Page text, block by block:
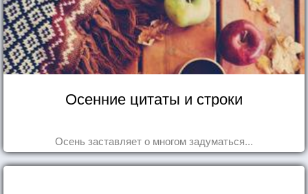
Осенние цитаты и строки
Осень заставляет о многом задуматься...